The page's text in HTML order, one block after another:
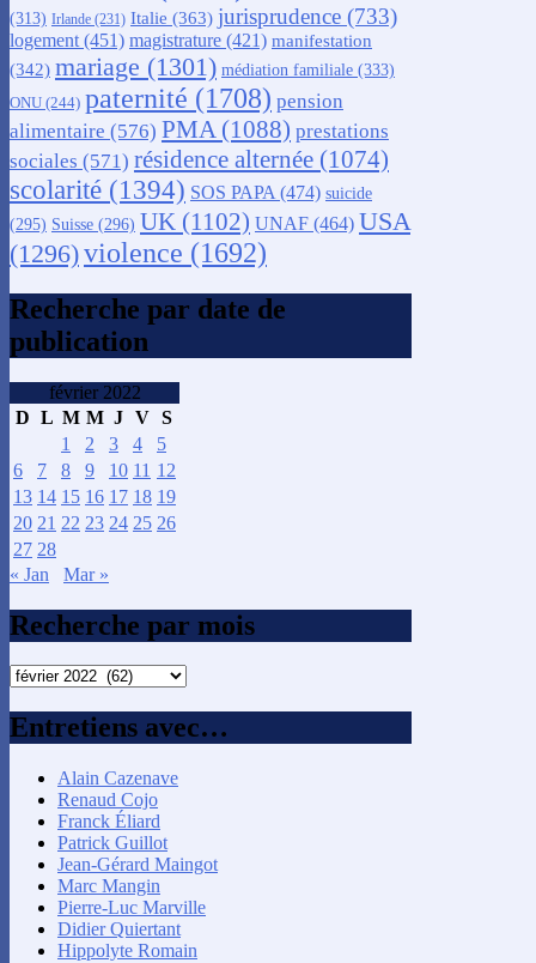
(313) Irlande (231) Italie (363) jurisprudence (733)
logement (451) magistrature (421) manifestation
(342) mariage (1301) médiation familiale (333)
ONU (244) paternité (1708) pension
alimentaire (576) PMA(1088) prestations
sociales (571) résidence alternée (1074)
scolarité (1394) SOS PAPA(474) suicide
(295) Suisse (296) UK (1102) UNAF (464) USA
(1296)violence (1692)
Recherche par date de
publication
février 2022
D L M M J V S
1
2 3 4
5
6
7 8 9 10 11 12
13 14 15 16 17 18 19
20 21 22 23 24 25 26
27 28
« Jan
Mar »
Recherche par mois
Recherche
mois
Entretiens avec…
Alain Cazenave
Renaud Cojo
Franck Éliard
Patrick Guillot
Jean-Gérard Maingot
Marc Mangin
Pierre-Luc Marville
Didier Quiertant
Hippolyte Romain